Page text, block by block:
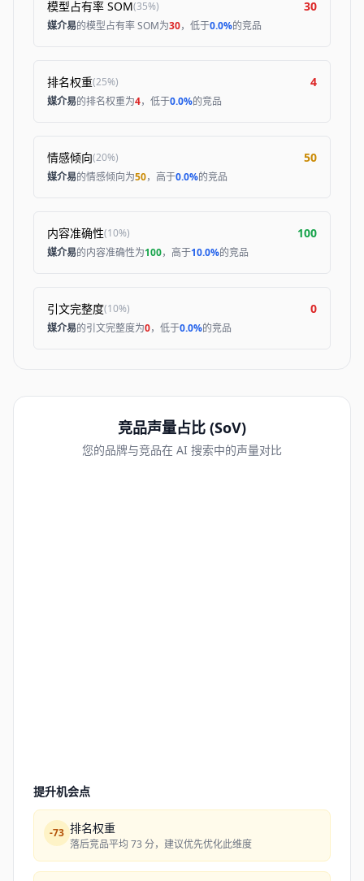
模型占有率 SOM(35%) 30
媒介易的模型占有率 SOM为30，低于0.0%的竞品
排名权重(25%) 4
媒介易的排名权重为4，低于0.0%的竞品
情感倾向(20%) 50
媒介易的情感倾向为50，高于0.0%的竞品
内容准确性(10%) 100
媒介易的内容准确性为100，高于10.0%的竞品
引文完整度(10%) 0
媒介易的引文完整度为0，低于0.0%的竞品
竞品声量占比 (SoV)
您的品牌与竞品在 AI 搜索中的声量对比
提升机会点
-73 排名权重
落后竞品平均 73 分，建议优先优化此维度